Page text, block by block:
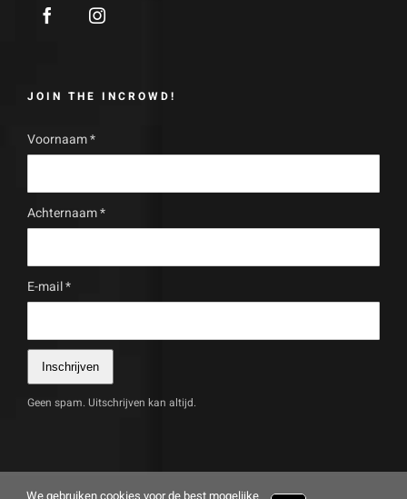
JOIN THE INCROWD!
Voornaam*
Achternaam*
E-mail*
Inschrijven
Geen spam. Uitschrijven kan altijd.